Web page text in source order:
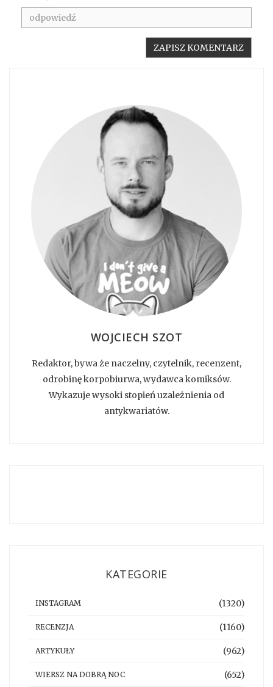
WOJCIECH SZOT
Redaktor, bywa że naczelny, czytelnik, recenzent,
odrobinę korpobiurwa, wydawca komiksów.
Wykazuje wysoki stopień uzależnienia od
antykwariatów.
KATEGORIE
INSTAGRAM (1320)
RECENZJA (1160)
ARTYKUŁY (962)
WIERSZ NA DOBRĄ NOC (652)